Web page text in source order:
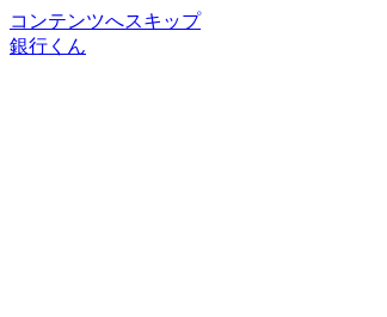
コンテンツへスキップ
銀行くん